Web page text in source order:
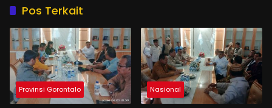
Pos Terkait
Provinsi Gorontalo Nasional